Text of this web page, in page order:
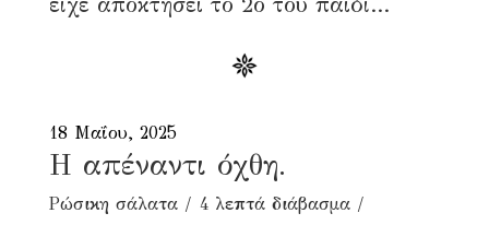
18 Μαΐου, 2025
Η απέναντι όχθη.
Ρώσικη σάλατα
4 λεπτά διάβασμα